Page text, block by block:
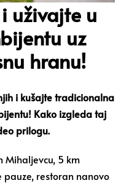
uživajte u
uz
hranu!
i kušajte tradicionalna
Kako izgleda taj
prilogu.
Mihaljevcu, 5 km
pauze, restoran nanovo